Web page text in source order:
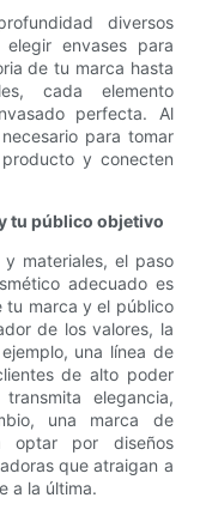
diversos
envases para
de tu marca hasta
cada elemento
perfecta. Al
para tomar
y conecten
tu público objetivo
materiales, el paso
adecuado es
tu marca y el público
de los valores, la
una línea de
de alto poder
elegancia,
una marca de
optar por diseños
que atraigan a
a la última.